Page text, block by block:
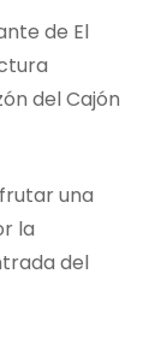
de El
del Cajón
una
la
del